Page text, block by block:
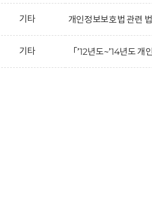
기타 개인정보보호법 관련
기타 「’12년도~’14년도